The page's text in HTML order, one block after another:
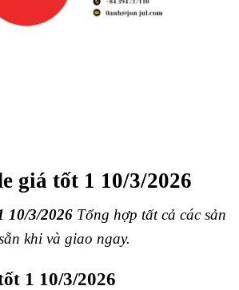
giá tốt 1 10/3/2026
10/3/2026 Tổng hợp tất cả các sản
khi và giao ngay.
1 10/3/2026